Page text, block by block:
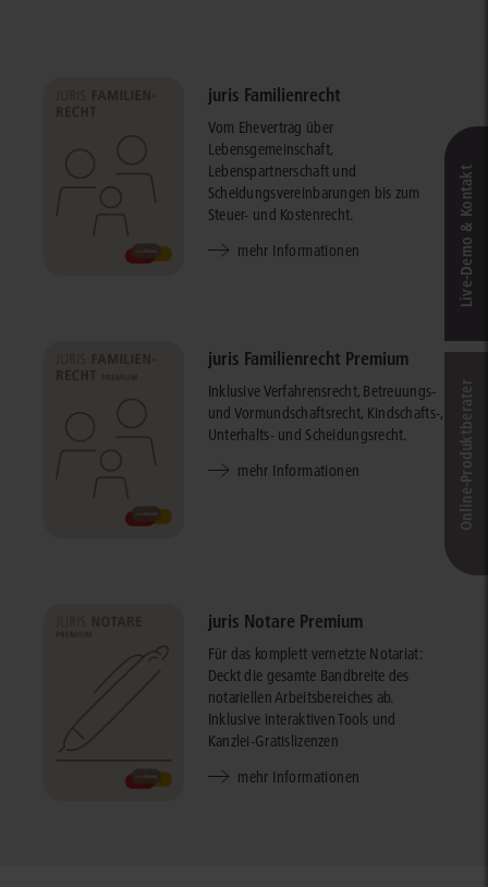
juris Familienrecht
Vom Ehevertrag über
Lebensgemeinschaft,
Lebenspartnerschaft und
Scheidungsvereinbarungen bis zum
Steuer- und Kostenrecht.
mehr Informationen
juris Familienrecht Premium
Inklusive Verfahrensrecht, Betreuungs-
und Vormundschaftsrecht, Kindschafts-,
Unterhalts- und Scheidungsrecht.
mehr Informationen
juris Notare Premium
Für das komplett vernetzte Notariat:
Deckt die gesamte Bandbreite des
notariellen Arbeitsbereiches ab.
Inklusive interaktiven Tools und
Kanzlei-Gratislizenzen
mehr Informationen
Live‑Demo & Kontakt
Online-Produkt­berater